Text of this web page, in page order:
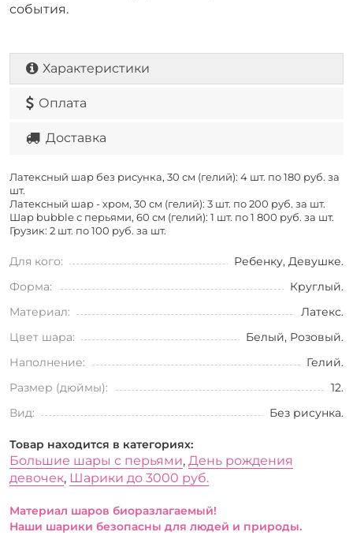
события.
Характеристики
Оплата
Доставка
Латексный шар без рисунка, 30 см (гелий): 4 шт. по 180 руб. за
шт.
Латексный шар - хром, 30 см (гелий): 3 шт. по 200 руб. за шт.
Шар bubble с перьями, 60 см (гелий): 1 шт. по 1 800 руб. за шт.
Грузик: 2 шт. по 100 руб. за шт.
Для кого:
Ребенку, Девушке.
Форма:
Круглый.
Материал:
Латекс.
Цвет шара:
Белый, Розовый.
Наполнение:
Гелий.
Размер (дюймы):
12.
Вид:
Без рисунка.
Товар находится в категориях:
Большие шары с перьями, День рождения
девочек, Шарики до 3000 руб.
Материал шаров биоразлагаемый!
Наши шарики безопасны для людей и природы.